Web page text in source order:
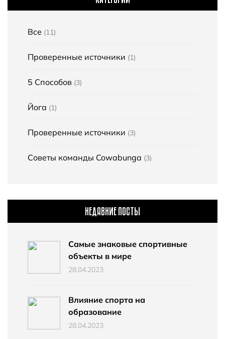
Все (11)
Проверенные источники (1)
5 Способов (3)
Йога (1)
Проверенные источники (3)
Советы команды Cowabunga (3)
НЕДАВНИЕ ПОСТЫ
Самые знаковые спортивные
объекты в мире
28.04.2023
Влияние спорта на
образование
28.04.2023